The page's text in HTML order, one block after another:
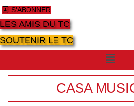
S'ABONNER
LES AMIS DU TC
SOUTENIR LE TC
Menu
CASA